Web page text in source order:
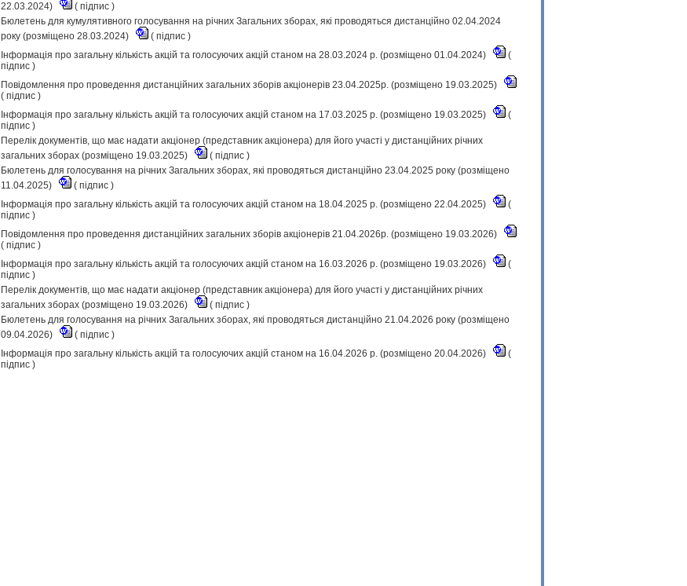
22.03.2024)
( підпис )
Бюлетень для кумулятивного голосування на річних Загальних зборах, які проводяться дистанційно 02.04.2024
року (розміщено 28.03.2024)
( підпис )
Інформація про загальну кількість акцій та голосуючих акцій станом на 28.03.2024 р. (розміщено 01.04.2024)
(
підпис )
Повідомлення про проведення дистанційних загальних зборів акціонерів 23.04.2025р. (розміщено 19.03.2025)
( підпис )
Інформація про загальну кількість акцій та голосуючих акцій станом на 17.03.2025 р. (розміщено 19.03.2025)
(
підпис )
Перелік документів, що має надати акціонер (представник акціонера) для його участі у дистанційних річних
загальних зборах (розміщено 19.03.2025)
( підпис )
Бюлетень для голосування на річних Загальних зборах, які проводяться дистанційно 23.04.2025 року (розміщено
11.04.2025)
( підпис )
Інформація про загальну кількість акцій та голосуючих акцій станом на 18.04.2025 р. (розміщено 22.04.2025)
(
підпис )
Повідомлення про проведення дистанційних загальних зборів акціонерів 21.04.2026р. (розміщено 19.03.2026)
( підпис )
Інформація про загальну кількість акцій та голосуючих акцій станом на 16.03.2026 р. (розміщено 19.03.2026)
(
підпис )
Перелік документів, що має надати акціонер (представник акціонера) для його участі у дистанційних річних
загальних зборах (розміщено 19.03.2026)
( підпис )
Бюлетень для голосування на річних Загальних зборах, які проводяться дистанційно 21.04.2026 року (розміщено
09.04.2026)
( підпис )
Інформація про загальну кількість акцій та голосуючих акцій станом на 16.04.2026 р. (розміщено 20.04.2026)
(
підпис )